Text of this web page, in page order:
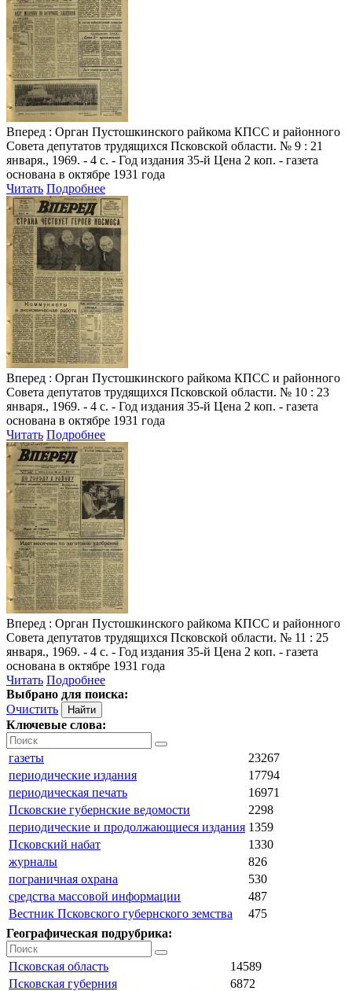
Вперед : Орган Пустошкинского райкома КПСС и районного
Совета депутатов трудящихся Псковской области. № 9 : 21
января., 1969. - 4 с. - Год издания 35-й Цена 2 коп. - газета
основана в октябре 1931 года
Читать Подробнее
Вперед : Орган Пустошкинского райкома КПСС и районного
Совета депутатов трудящихся Псковской области. № 10 : 23
января., 1969. - 4 с. - Год издания 35-й Цена 2 коп. - газета
основана в октябре 1931 года
Читать Подробнее
Вперед : Орган Пустошкинского райкома КПСС и районного
Совета депутатов трудящихся Псковской области. № 11 : 25
января., 1969. - 4 с. - Год издания 35-й Цена 2 коп. - газета
основана в октябре 1931 года
Читать Подробнее
Выбрано для поиска:
Очистить
Ключевые слова:
газеты
23267
периодические издания
17794
периодическая печать
16971
Псковские губернские ведомости
2298
периодические и продолжающиеся издания 1359
Псковский набат
1330
журналы
826
пограничная охрана
530
средства массовой информации
487
Вестник Псковского губернского земства
475
Географическая подрубрика:
Псковская область
14589
Псковская губерния
6872